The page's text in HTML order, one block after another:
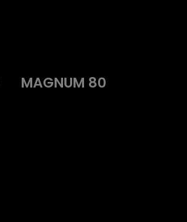
MAGNUM 80